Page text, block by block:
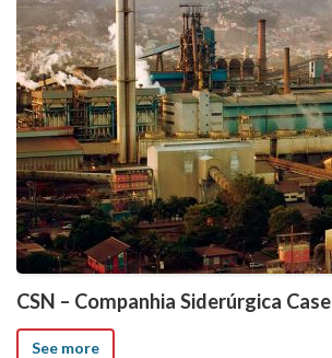
CSN – Companhia Siderúrgica Case
See more